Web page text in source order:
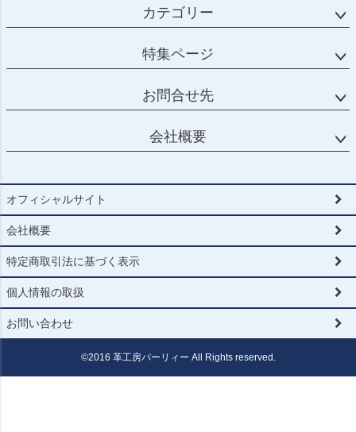
カテゴリー
特集ページ
お問合せ先
会社概要
オフィシャルサイト
会社概要
特定商取引法に基づく表示
個人情報の取扱
お問い合わせ
©2016 革工房パーリィー All Rights reserved.